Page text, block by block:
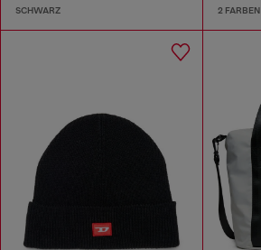
SCHWARZ 2 FARBEN